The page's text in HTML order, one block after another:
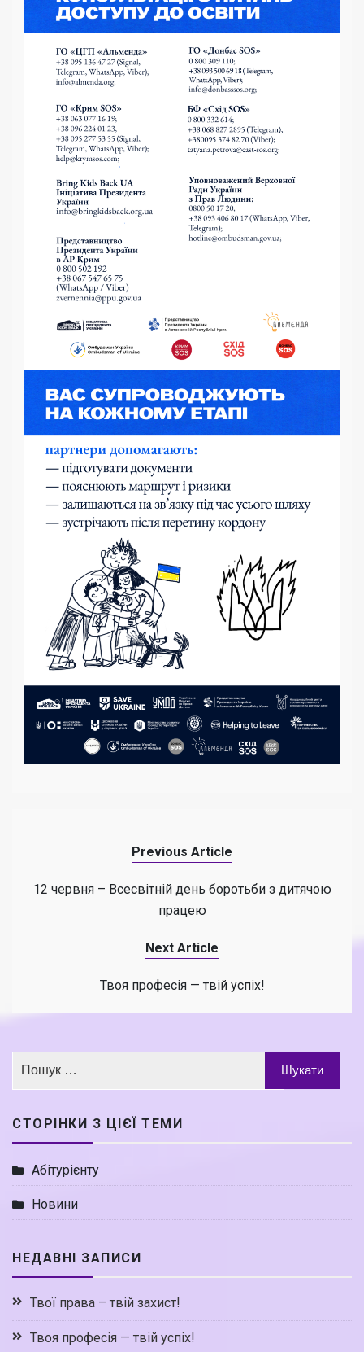
Previous Article
12 червня – Всесвітній день боротьби з дитячою
працею
Next Article
Твоя професія — твій успіх!
СТОРІНКИ З ЦІЄЇ ТЕМИ
Абітурієнту
Новини
НЕДАВНІ ЗАПИСИ
Твої права – твій захист!
Твоя професія — твій успіх!